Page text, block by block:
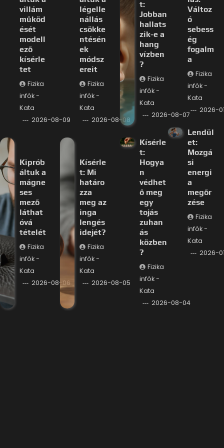
villám
működ
ését
modell
ező
kísérle
tet
Fizika
infók -
Kata
2026-08-09
légelle
nállás
csökke
ntésén
ek
módsz
ereit
Fizika
infók -
Kata
2026-08-08
t:
Jobban
hallats
zik-e a
hang
vízben
?
Fizika
infók -
Kata
2026-08-07
Kiprób
áltuk a
mágne
ses
mező
láthat
óvá
tételét
Fizika
infók -
Kata
2026-08-06
Kísérle
t: Mi
határo
zza
meg az
inga
lengés
idejét?
Fizika
infók -
Kata
2026-08-05
Kísérle
t:
Hogya
n
védhet
ő meg
egy
tojás
zuhan
ás
közben
?
Fizika
infók -
Kata
2026-08-04
Változ
ó
sebess
ég
fogalm
a
Fizika
infók -
Kata
2026-
Lendül
et:
Mozgá
si
energi
a
megőr
zése
Fizika
infók -
Kata
2026-